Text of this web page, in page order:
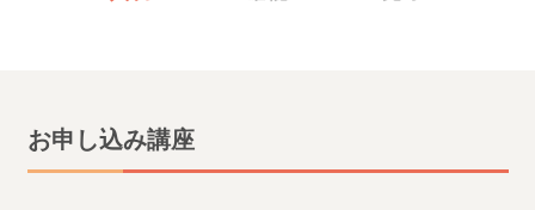
お申し込み講座